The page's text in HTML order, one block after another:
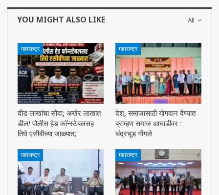
All
YOU MIGHT ALSO LIKE
महाराष्ट्र
दीड लाखांचा सौदा; अखेर लाखात
डील! पोलीस हेड कॉन्स्टेबलसह
तिघे एसीबीच्या जाळ्यात;
महाराष्ट्र
देश, समाजासाठी याेगदान देण्यात
ब्राम्हण समाज आघाडीवर :
चंद्रचूड गाेंगले
महाराष्ट्र महाराष्ट्र